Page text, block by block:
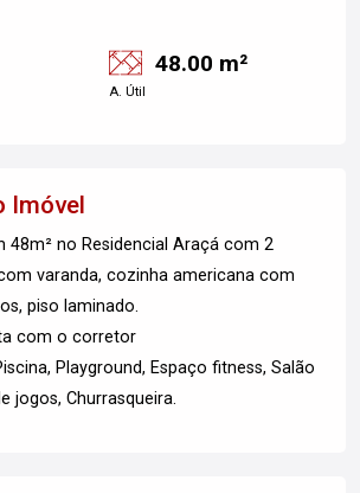
48.00 m²
A. Útil
Imóvel
no Residencial Araçá com 2
varanda, cozinha americana com
piso laminado.
com o corretor
Playground, Espaço fitness, Salão
jogos, Churrasqueira.